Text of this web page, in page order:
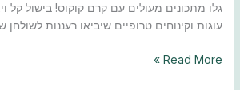
גלו מתכונים מעולים עם קרם קוקוס! בישול קל
עוגות וקינוחים טרופיים שיביאו רעננות לשולחן
Read More »